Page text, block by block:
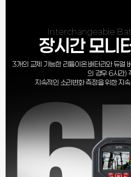
Interchangeable
장시간 모니
3개의 교체 가능한 리튬이온 배터리와 듀
의 경우 6시간)
지속적인 소리변화 측정을 위한 지